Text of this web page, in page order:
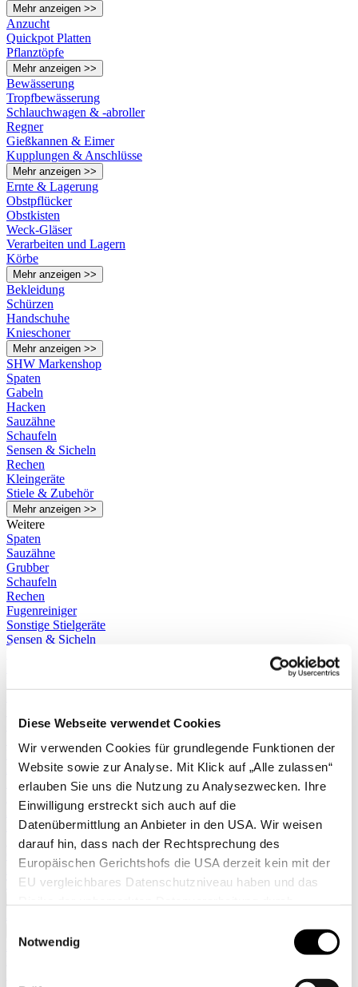
Diese Webseite verwendet Cookies
Wir verwenden Cookies für grundlegende Funktionen der
Website sowie zur Analyse. Mit Klick auf „Alle zulassen“
erlauben Sie uns die Nutzung zu Analysezwecken. Ihre
Einwilligung erstreckt sich auch auf die
Datenübermittlung an Anbieter in den USA. Wir weisen
darauf hin, dass nach der Rechtsprechung des
Europäischen Gerichtshofs die USA derzeit kein mit der
EU vergleichbares Datenschutzniveau haben und das
jederzeit in den Cookie-Einstellungen, in denen Sie auch
weitere Details zu unseren Cookies finden, widerrufen
oder abstufen. Nähere Informationen zu Cookies finden
Notwendig
Mehr anzeigen >>
Anzucht
Quickpot Platten
Pflanztöpfe
Mehr anzeigen >>
Bewässerung
Tropfbewässerung
Schlauchwagen & -abroller
Regner
Gießkannen & Eimer
Kupplungen & Anschlüsse
Mehr anzeigen >>
Ernte & Lagerung
Obstpflücker
Obstkisten
Weck-Gläser
Verarbeiten und Lagern
Körbe
Mehr anzeigen >>
Bekleidung
Schürzen
Handschuhe
Knieschoner
Mehr anzeigen >>
SHW Markenshop
Spaten
Gabeln
Hacken
Sauzähne
Schaufeln
Sensen & Sicheln
Rechen
Kleingeräte
Stiele & Zubehör
Mehr anzeigen >>
Weitere
Spaten
Sauzähne
Grubber
Schaufeln
Rechen
Fugenreiniger
Sonstige Stielgeräte
Sensen & Sicheln
Sägen
Messer
Kleingeräte
Zimmergewächshäuser
Äxte
Regenmesser & Thermometer
Stiele & Zubehör
Kindergeräte
Taschen
Hochbeete